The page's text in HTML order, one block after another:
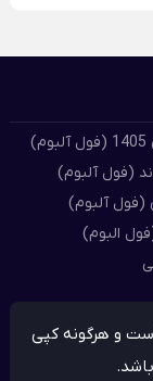
(فول آلبوم)
(فول آلبوم)
البوم)
و هرگونه کپی